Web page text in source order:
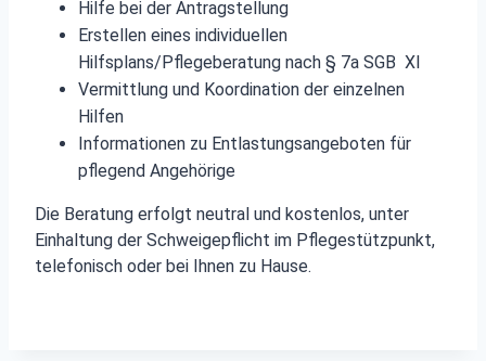
Hilfe bei der Antragstellung
Erstellen eines individuellen
Hilfsplans/Pflegeberatung nach § 7a SGB XI
Vermittlung und Koordination der einzelnen
Hilfen
Informationen zu Entlastungsangeboten für
pflegend Angehörige
Die Beratung erfolgt neutral und kostenlos, unter
Einhaltung der Schweigepflicht im Pflegestützpunkt,
telefonisch oder bei Ihnen zu Hause.